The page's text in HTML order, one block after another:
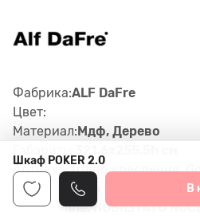
Фабрика:ALF DaFre
Цвет:
Материал:Мдф, Дерево
Артикул:згiдно креслення,
rtora Noblitato Licio,
ine, NOBILITATO
Шкаф POKER 2.0
В